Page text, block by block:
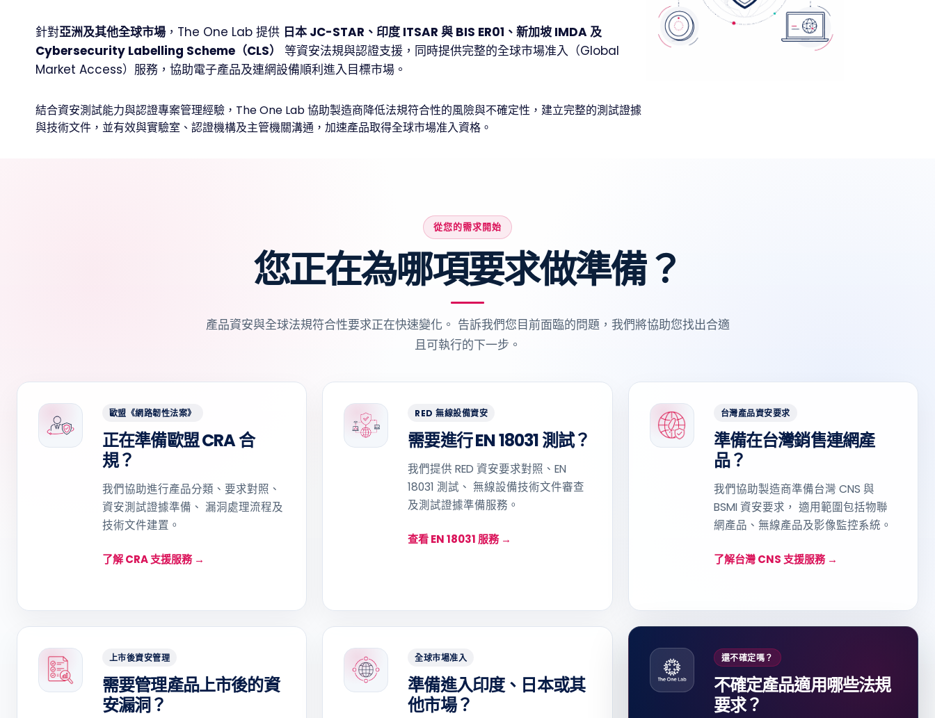
針對亞洲及其他全球市場 ，The One Lab 提供 日本 JC-STAR、印度 ITSAR 與 BIS ER01、新加坡 IMDA 及
Cybersecurity Labelling Scheme（CLS）
等資安法規與認證支援，同時提供完整的全球市場准入（Global
Market Access）服務，協助電子產品及連網設備順利進入目標市場。
結合資安測試能力與認證專案管理經驗，The One Lab 協助製造商降低法規符合性的風險與不確定性，建立完整的測試證據
與技術文件，並有效與實驗室、認證機構及主管機關溝通，加速產品取得全球市場准入資格。
從您的需求開始
您正在為哪項要求做準備？
產品資安與全球法規符合性要求正在快速變化。 告訴我們您目前面臨的問題，我們將協助您找出合適
且可執行的下一步。
歐盟《網路韌性法案》
正在準備歐盟 CRA 合
規？
我們協助進行產品分類、要求對照、
資安測試證據準備、 漏洞處理流程及
技術文件建置。
了解 CRA 支援服務 →
RED 無線設備資安
需要進行 EN 18031 測試？
我們提供 RED 資安要求對照、EN
18031 測試、 無線設備技術文件審查
及測試證據準備服務。
查看 EN 18031 服務 →
台灣產品資安要求
準備在台灣銷售連網產
品？
我們協助製造商準備台灣 CNS 與
BSMI 資安要求， 適用範圍包括物聯
網產品、無線產品及影像監控系統。
了解台灣 CNS 支援服務 →
上市後資安管理
需要管理產品上市後的資
安漏洞？
全球市場准入
準備進入印度、日本或其
他市場？
還不確定嗎？
不確定產品適用哪些法規
要求？